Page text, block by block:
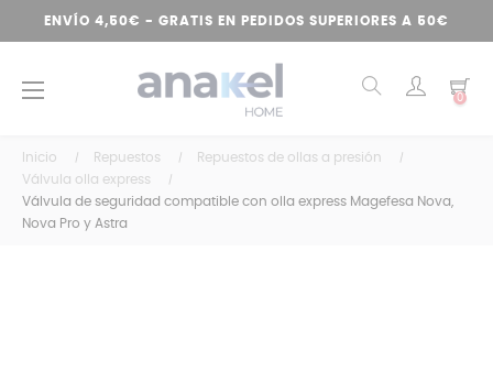
ENVÍO 4,50€ - GRATIS EN PEDIDOS SUPERIORES A 50€
Navegación
☰ 0
Inicio Repuestos
Repuestos de ollas a presión
Válvula olla express
Válvula de seguridad compatible con olla express Magefesa Nova,
Nova Pro y Astra